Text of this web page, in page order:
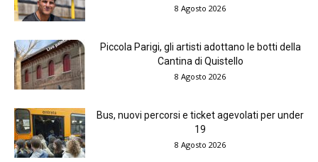
8 Agosto 2026
Piccola Parigi, gli artisti adottano le botti della
Cantina di Quistello
8 Agosto 2026
Bus, nuovi percorsi e ticket agevolati per under
19
8 Agosto 2026